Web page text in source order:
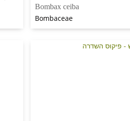
Bombax ceiba
Bombaceae